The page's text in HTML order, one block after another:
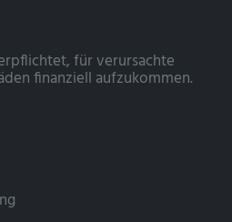
für verursachte
finanziell aufzukommen.